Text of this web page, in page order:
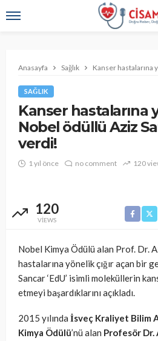
Anasayfa Sağlık Kanser
SAĞLIK
Kanser hastalarına
Nobel ödüllü Aziz
verdi!
1 yıl önce no comment 120
120
VIEWS
Nobel Kimya Ödülü alan Prof. Dr.
hastalarına yönelik çığır açan bir
Sancar ‘EdU’ isimli moleküllerin
etmeyi başardıklarını açıkladı.
2015 yılında İsveç Kraliyet Bilim
Kimya Ödülü’nü alan Profesör Dr.